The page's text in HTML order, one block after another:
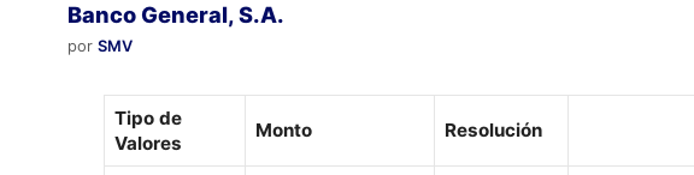
Banco General, S.A.
por SMV
Tipo de
Valores
Monto Resolución